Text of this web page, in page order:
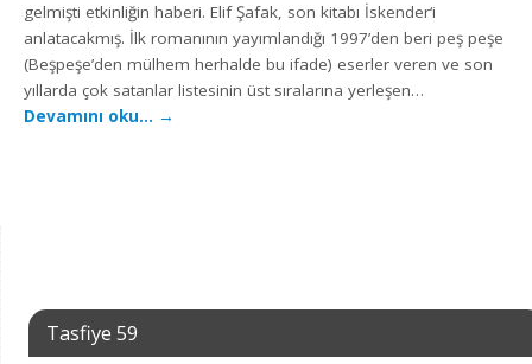
gelmişti etkinliğin haberi. Elif Şafak, son kitabı İskender‘i
anlatacakmış. İlk romanının yayımlandığı 1997’den beri peş peşe
(Beşpeşe’den mülhem herhalde bu ifade) eserler veren ve son
yıllarda çok satanlar listesinin üst sıralarına yerleşen…
Devamını oku… →
Tasfiye 59